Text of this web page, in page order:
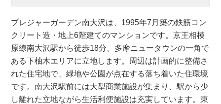
プレジャーガーデン南大沢は、1995年7月築の鉄筋コン
クリート造・地上6階建てのマンションです。京王相模
原線南大沢駅から徒歩18分、多摩ニュータウンの一角で
ある下柚木エリアに立地します。周辺は計画的に整備さ
れた住宅地で、緑地や公園が点在する落ち着いた住環境
です。南大沢駅前には大型商業施設が集まり、駅から少
し離れた立地ながら生活利便施設は充実しています。東